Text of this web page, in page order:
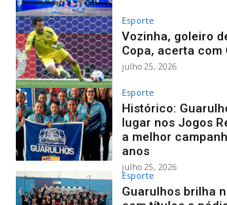
Esporte
Vozinha, goleiro
Copa, acerta com
julho 25, 2026
Esporte
Histórico:
lugar nos Jogos
a melhor
anos
julho 25, 2026
Esporte
Guarulhos brilha